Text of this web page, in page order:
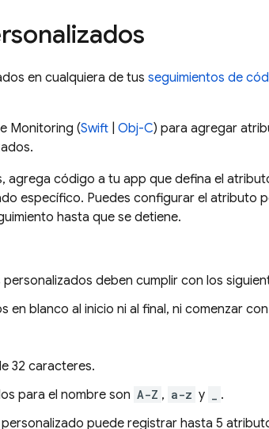
en cualquiera de tus seguimientos de
Monitoring (Swift Obj-C) para agregar
agrega código a tu app que defina el
específico. Puedes configurar el atributo
hasta que se detiene.
deben cumplir con los
en blanco al inicio ni al final, ni comenzar
32 caracteres.
para el nombre son A-Z , a-z y
.
puede registrar hasta 5